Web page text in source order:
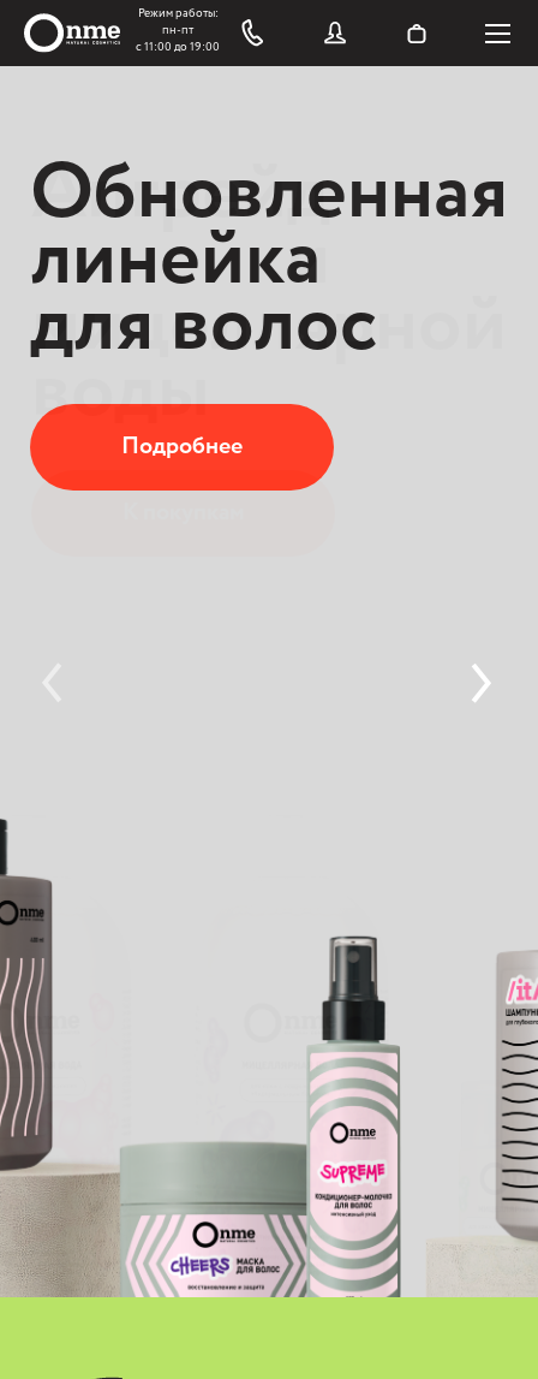
Обновленная
линейка
для волос
Подробнее
Апгрейд
линейки
мицеллярной
воды